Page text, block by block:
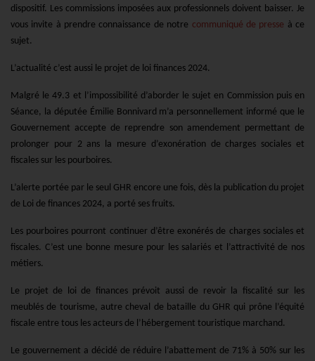
dispositif. Les commissions imposées aux professionnels doivent baisser. Je
vous invite à prendre connaissance de notre communiqué de presse à ce
sujet.
L’actualité c’est aussi le projet de loi finances 2024.
Malgré le 49.3 et l’impossibilité d’aborder le sujet en Commission puis en
Séance, la députée Émilie Bonnivard m’a personnellement informé que le
Gouvernement accepte de reprendre son amendement permettant de
prolonger pour 2 ans la mesure d’exonération de charges sociales et
fiscales sur les pourboires.
L’alerte portée par le seul GHR encore une fois, dès la publication du projet
de Loi de finances 2024, a porté ses fruits.
Les pourboires pourront continuer d’être exonérés de charges sociales et
fiscales. C’est une bonne mesure pour les salariés et l’attractivité de nos
métiers.
Le projet de loi de finances prévoit aussi de revoir la fiscalité sur les
meublés de tourisme, autre cheval de bataille du GHR qui prône l’équité
fiscale entre tous les acteurs de l’hébergement touristique marchand.
Le gouvernement a décidé de réduire l’abattement de 71% à 50% sur les